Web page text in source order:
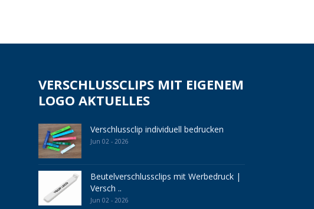
VERSCHLUSSCLIPS MIT EIGENEM
LOGO AKTUELLES
Verschlussclip individuell bedrucken
Jun 02 - 2026
Beutelverschlussclips mit Werbedruck |
Versch ..
Jun 02 - 2026